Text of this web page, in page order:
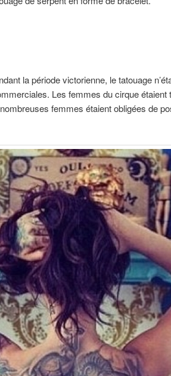
la période victorienne, le tatouage
Les femmes du cirque
femmes étaient obligées de